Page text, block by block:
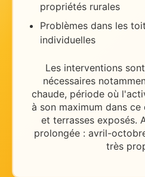
propriétés rurales
Problèmes dans les
individuelles
Les interventions
nécessaires
chaude, période où
à son maximum dans
et terrasses exposés.
prolongée : avril-
très